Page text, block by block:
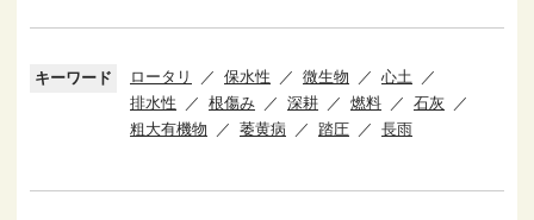
キーワード ロータリ 保水性 微生物
心土
排水性
根傷み 深耕 燃料
石灰
粗大有機物
萎黄病 踏圧 長雨